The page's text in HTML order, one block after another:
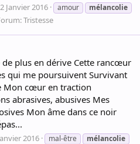
2 Janvier 2016 amour
mélancolie
Tristesse
de plus en dérive Cette rancœur
qui me poursuivent Survivant
Mon cœur en traction
abrasives, abusives Mes
Mon âme dans ce noir
2016 mal-être
mélancolie